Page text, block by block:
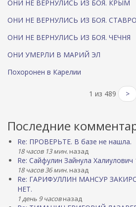
ОНИ НЕ ВЕРНУЛИСЬ ИЗ БОЯ. КРЫМ
ОНИ НЕ ВЕРНУЛИСЬ ИЗ БОЯ.
ОНИ НЕ ВЕРНУЛИСЬ ИЗ БОЯ. ЧЕЧНЯ
ОНИ УМЕРЛИ В МАРИЙ ЭЛ
Похоронен в Карелии
1 из 489 >
Последние
Re: ПРОВЕРЬТЕ. В базе не нашла.
18 часов 13 мин. назад
Re: Сайфулин Зайнула Халиулович
18 часов 36 мин. назад
Re: ГАРИФУЛЛИН МАНСУР
НЕТ.
1 день 9 часовназад